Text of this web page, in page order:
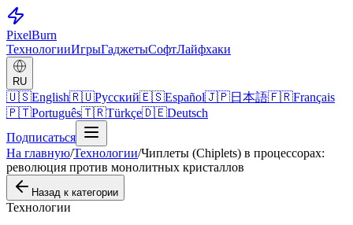
PixelBurn
ТехнологииИгрыГаджетыСофтЛайфхаки
RU
🇺🇸English🇷🇺Русский🇪🇸Español🇯🇵日本語🇫🇷Français
🇵🇹Português🇹🇷Türkçe🇩🇪Deutsch
Подписаться
На главную/Технологии/Чиплеты (Chiplets) в процессорах:
революция против монолитных кристаллов
Назад к категории
Технологии